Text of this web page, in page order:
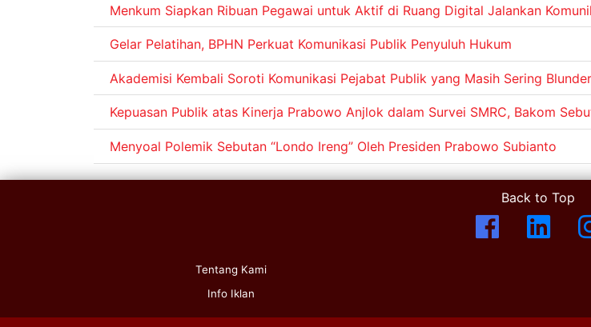
Menkum Siapkan Ribuan Pegawai untuk Aktif di Ruang Digital Jalankan
Gelar Pelatihan, BPHN Perkuat Komunikasi Publik Penyuluh Hukum
Akademisi Kembali Soroti Komunikasi Pejabat Publik yang Masih Sering Blunder
Kepuasan Publik atas Kinerja Prabowo Anjlok dalam Survei SMRC, Bakom
Menyoal Polemik Sebutan “Londo Ireng” Oleh Presiden Prabowo Subianto
Back to Top
Tentang Kami
Info Iklan